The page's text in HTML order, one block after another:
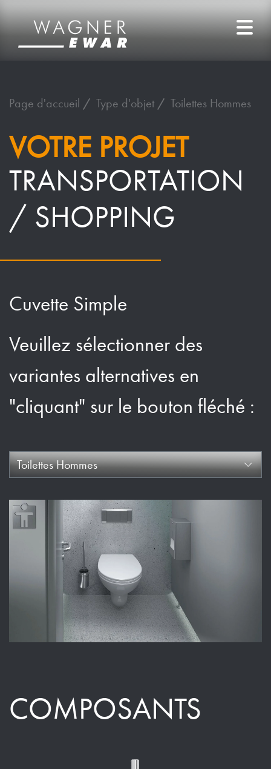
Page d'accueil Type d'objet Toilettes Hommes
VOTRE PROJET
TRANSPORTATION
/ SHOPPING
Cuvette Simple
Veuillez sélectionner des
variantes alternatives en
"cliquant" sur le bouton fléché :
Toilettes Hommes
COMPOSANTS